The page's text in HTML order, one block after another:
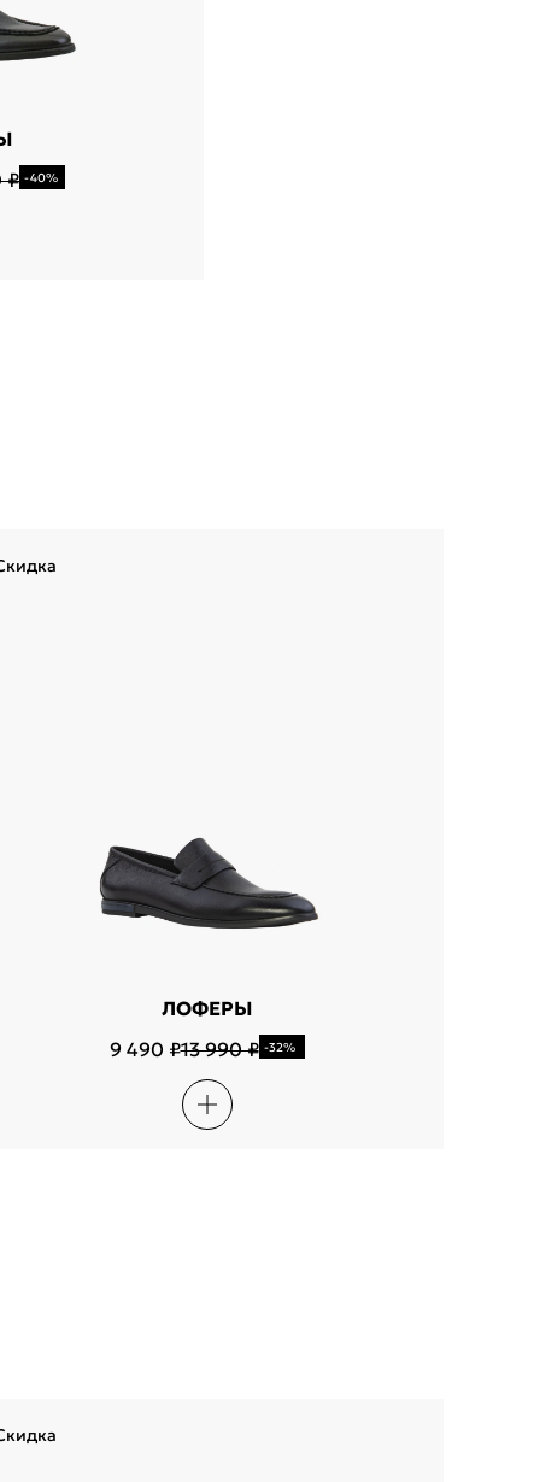
₽ -40%
ЛОФЕРЫ
9 490 ₽13 990 ₽ -32%